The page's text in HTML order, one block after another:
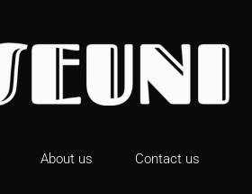
About us Contact us